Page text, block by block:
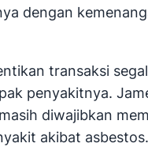
dengan
transaksi
penyakitnya.
diwajibkan
akibat asbestos.